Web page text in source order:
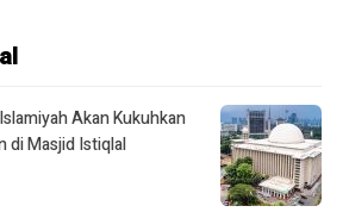
Akan Kukuhkan
di Masjid Istiqlal